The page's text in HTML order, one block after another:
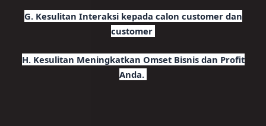
G. Kesulitan Interaksi kepada calon customer dan
customer
H. Kesulitan Meningkatkan Omset Bisnis dan Profit
Anda.